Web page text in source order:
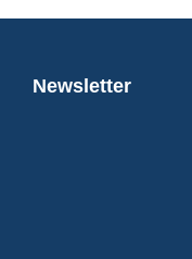
Newsletter